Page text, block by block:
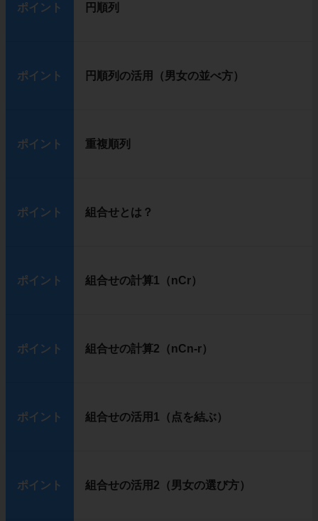
ポイント 円順列
ポイント 円順列の活用（男女の並べ方）
ポイント 重複順列
ポイント 組合せとは？
ポイント 組合せの計算1（nCr）
ポイント 組合せの計算2（nCn-r）
ポイント 組合せの活用1（点を結ぶ）
ポイント 組合せの活用2（男女の選び方）